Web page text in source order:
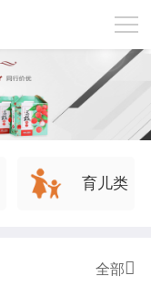
育儿类
全部